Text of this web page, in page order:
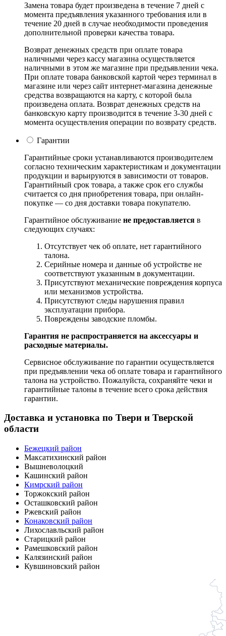
Замена товара будет произведена в течение 7 дней с
момента предъявления указанного требования или в
течение 20 дней в случае необходимости проведения
дополнительной проверки качества товара.
Возврат денежных средств при оплате товара
наличными через кассу магазина осуществляется
наличными в этом же магазине при предъявлении чека.
При оплате товара банковской картой через терминал в
магазине или через сайт интернет-магазина денежные
средства возвращаются на карту, с которой была
произведена оплата. Возврат денежных средств на
банковскую карту производится в течение 3-30 дней с
момента осуществления операции по возврату средств.
Гарантии
Гарантийные сроки устанавливаются производителем
согласно техническим характеристикам и документации
продукции и варьируются в зависимости от товаров.
Гарантийный срок товара, а также срок его службы
считается со дня приобретения товара, при онлайн-
покупке — со дня доставки товара покупателю.
Гарантийное обслуживание не предоставляется в
следующих случаях:
Отсутствует чек об оплате, нет гарантийного
талона.
Серийные номера и данные об устройстве не
соответствуют указанным в документации.
Присутствуют механические повреждения корпуса
или механизмов устройства.
Присутствуют следы нарушения правил
эксплуатации прибора.
Повреждены заводские пломбы.
Гарантия не распространяется на аксессуары и
расходные материалы.
Сервисное обслуживание по гарантии осуществляется
при предъявлении чека об оплате товара и гарантийного
талона на устройство. Пожалуйста, сохраняйте чеки и
гарантийные талоны в течение всего срока действия
гарантии.
Доставка и установка по Твери и Тверской
области
Бежецкий район
Максатихинский район
Вышневолоцкий
Кашинский район
Кимрский район
Торжокский район
Осташковский район
Ржевский район
Конаковский район
Лихославльский район
Старицкий район
Рамешковский район
Калязинский район
Кувшиновский район